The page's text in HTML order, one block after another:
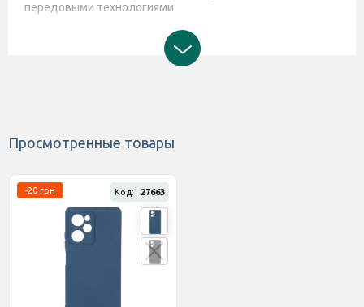
передовыми технологиями.
Просмотренные товары
Код: 27663
-20 грн